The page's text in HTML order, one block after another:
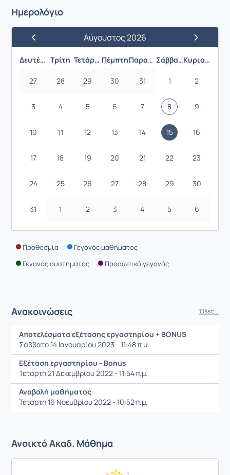
Ημερολόγιο
Προηγούμενος ΜήναςΑύγουστος 2026
Επόμενος
Δευτέρα Τρίτη Τετάρτη Πέμπτη Παρασκευή Σάββατο Κυριακή
27 28 29 30 31 1 2
3 4 5 6 7 8 9
10 11 12 13 14 15 16
17 18 19 20 21 22 23
24 25 26 27 28 29 30
31 1 2 3 4 5 6
Προθεσμία
Γεγονός μαθήματος
Γεγονός συστήματος
Προσωπικό γεγονός
Ανακοινώσεις Όλες...
Αποτελέσματα εξέτασης εργαστηρίου + BONUS
Σάββατο 14 Ιανουαρίου 2023 - 11:48 π.μ.
Εξέταση εργαστηρίου - Bonus
Τετάρτη 21 Δεκεμβρίου 2022 - 11:54 π.μ.
Αναβολή μαθήματος
Τετάρτη 16 Νοεμβρίου 2022 - 10:52 π.μ.
Ανοικτό Ακαδ. Μάθημα